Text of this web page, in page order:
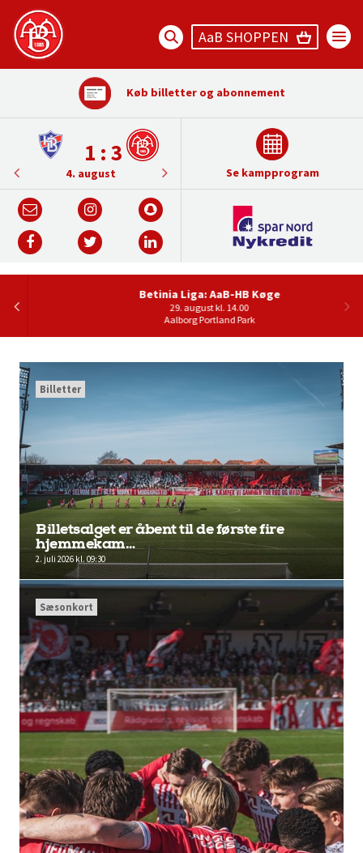
AaB SHOPPEN
Køb billetter og abonnement
-
Ikke fastlagt
-
Ikke fastlagt
-
Ikke fastlagt
-
Ikke fastlagt
-
Ikke fastlagt
-
5. september
-
29. august
-
21. august
-
14. august
-
9. august
1 : 3
4. august
1 : 2
1 : 0
1 : 2
2 : 2
Se kampprogram
Betinia Liga: AaB-HB Køge
29. august kl. 14.00
Aalborg Portland Park
Billetsalget er åbent til de første fire
hjemmekam…
2. juli 2026 kl. 09:30
Billetter
Sæsonkort